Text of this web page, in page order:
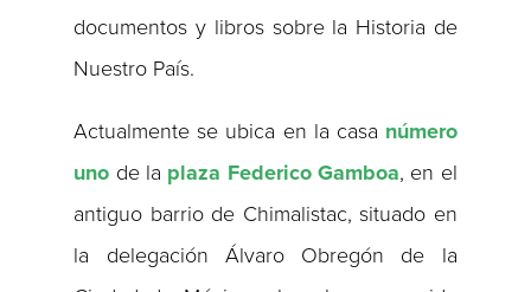
documentos y libros sobre la Historia de
Nuestro País.
Actualmente se ubica en la casa número
uno de la plaza Federico Gamboa, en el
antiguo barrio de Chimalistac, situado en
la delegación Álvaro Obregón de la